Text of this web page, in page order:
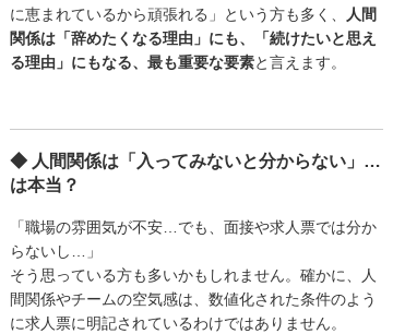
に恵まれているから頑張れる」という方も多く、
人間
関係は「辞めたくなる理由」にも、「続けたいと思え
る理由」にもなる、最も重要な要素と言えます。
◆ 人間関係は「入ってみないと分からない」…
は本当？
「職場の雰囲気が不安…でも、面接や求人票では分か
らないし…」
そう思っている方も多いかもしれません。確かに、人
間関係やチームの空気感は、数値化された条件のよう
に求人票に明記されているわけではありません。